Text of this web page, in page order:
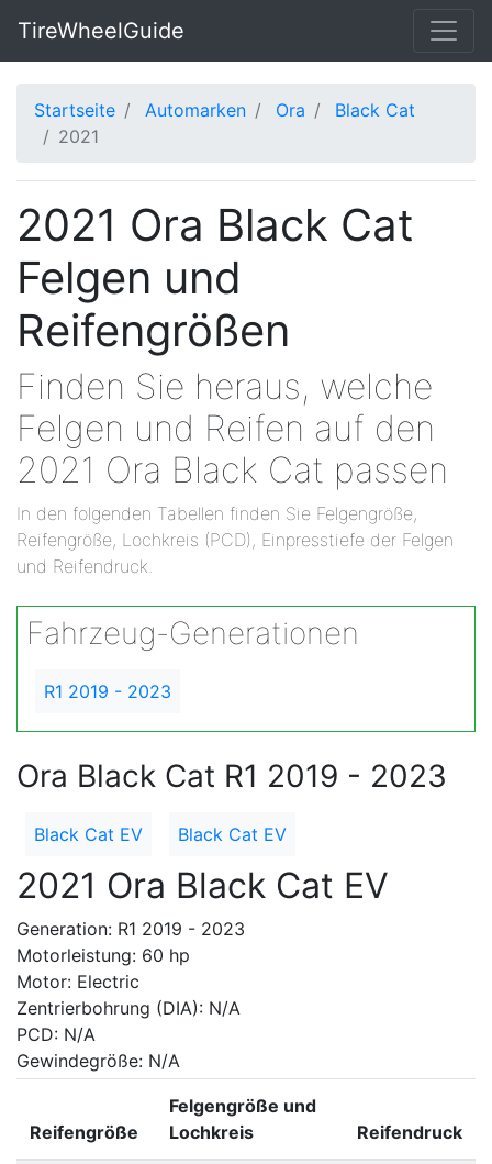
TireWheelGuide
Startseite Automarken Ora
Black Cat
2021
2021 Ora Black Cat
Felgen und
Reifengrößen
Finden Sie heraus, welche
Felgen und Reifen auf den
2021 Ora Black Cat passen
In den folgenden Tabellen finden Sie Felgengröße,
Reifengröße, Lochkreis (PCD), Einpresstiefe der Felgen
und Reifendruck.
Fahrzeug-Generationen
R1 2019 - 2023
Ora Black Cat R1 2019 - 2023
Black Cat EV Black Cat EV
2021 Ora Black Cat EV
Generation: R1 2019 - 2023
Motorleistung: 60 hp
Motor: Electric
Zentrierbohrung (DIA): N/A
PCD: N/A
Gewindegröße: N/A
Reifengröße
Felgengröße und
Lochkreis
Reifendruck